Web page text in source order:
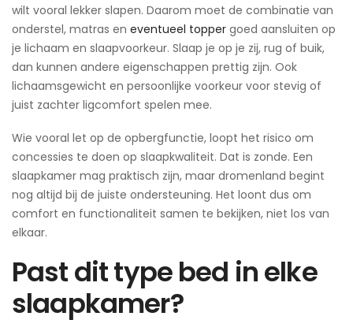
wilt vooral lekker slapen. Daarom moet de combinatie van
onderstel, matras en eventueel topper goed aansluiten op
je lichaam en slaapvoorkeur. Slaap je op je zij, rug of buik,
dan kunnen andere eigenschappen prettig zijn. Ook
lichaamsgewicht en persoonlijke voorkeur voor stevig of
juist zachter ligcomfort spelen mee.
Wie vooral let op de opbergfunctie, loopt het risico om
concessies te doen op slaapkwaliteit. Dat is zonde. Een
slaapkamer mag praktisch zijn, maar dromenland begint
nog altijd bij de juiste ondersteuning. Het loont dus om
comfort en functionaliteit samen te bekijken, niet los van
elkaar.
Past dit type bed in elke
slaapkamer?